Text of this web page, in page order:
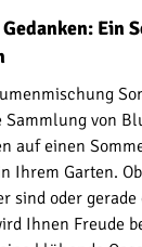
Ein
von
auf einen
Ihrem Garten.
sind oder
Ihnen Freude